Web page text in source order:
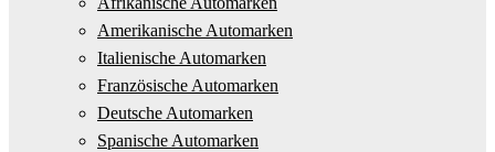
Amerikanische Automarken
Italienische Automarken
Französische Automarken
Deutsche Automarken
Spanische Automarken